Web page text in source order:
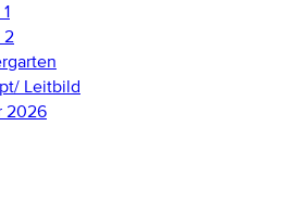
2
Leitbild
2026